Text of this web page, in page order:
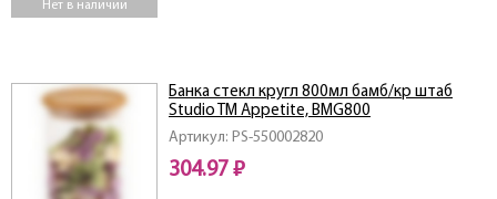
Нет в наличии
Артикул: PS-550002820
Банка стекл кругл 800мл бамб/кр штаб
Studio TM Appetite, BMG800
304.97 ₽